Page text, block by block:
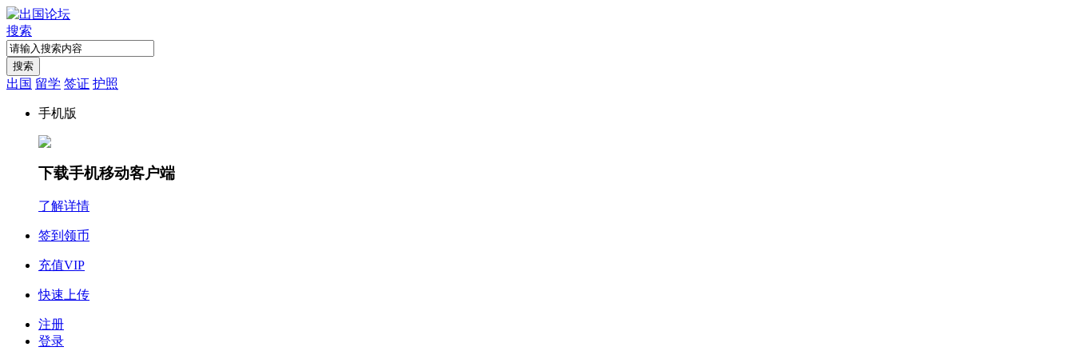
搜索
搜索
出国 留学 签证 护照
手机版
下载手机移动客户端
了解详情
签到领币
充值VIP
快速上传
注册
登录